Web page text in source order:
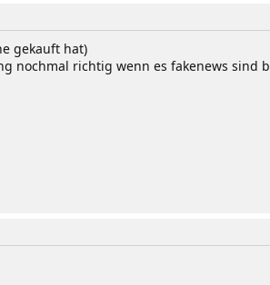
gekauft hat)
nochmal richtig wenn es fakenews sind